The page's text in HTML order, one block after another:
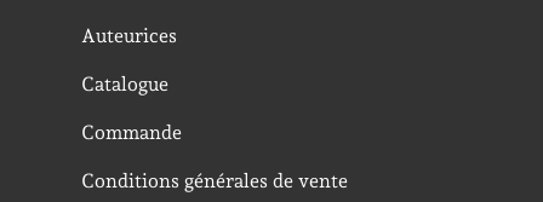
Auteurices
Catalogue
Commande
Conditions générales de vente